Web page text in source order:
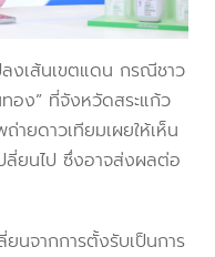
งเส้นเขตแดน กรณีชาว
อง” ที่จังหวัดสระแก้ว
ายดาวเทียมเผยให้เห็น
ปลี่ยนไป ซึ่งอาจส่งผลต่อ
ยนจากการตั้งรับเป็นการ